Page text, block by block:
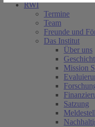
RWI
Termine
Team
Freunde und
Das Institut
Über uns
Mission
Satzung